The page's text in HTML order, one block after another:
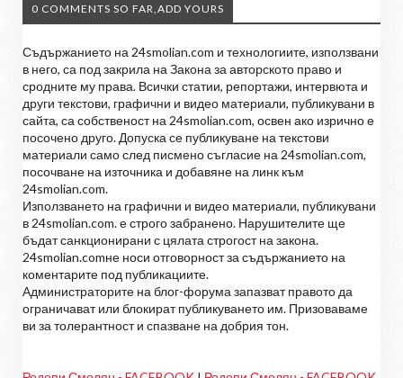
0 COMMENTS SO FAR,ADD YOURS
Съдържанието на 24smolian.com и технологиите, използвани
в него, са под закрила на Закона за авторското право и
сродните му права. Всички статии, репортажи, интервюта и
други текстови, графични и видео материали, публикувани в
сайта, са собственост на 24smolian.com, освен ако изрично е
посочено друго. Допуска се публикуване на текстови
материали само след писмено съгласие на 24smolian.com,
посочване на източника и добавяне на линк към
24smolian.com.
Използването на графични и видео материали, публикувани
в 24smolian.com. е строго забранено. Нарушителите ще
бъдат санкционирани с цялата строгост на закона.
24smolian.comне носи отговорност за съдържанието на
коментарите под публикациите.
Администраторите на блог-форума запазват правото да
ограничават или блокират публикуването им. Призоваваме
ви за толерантност и спазване на добрия тон.